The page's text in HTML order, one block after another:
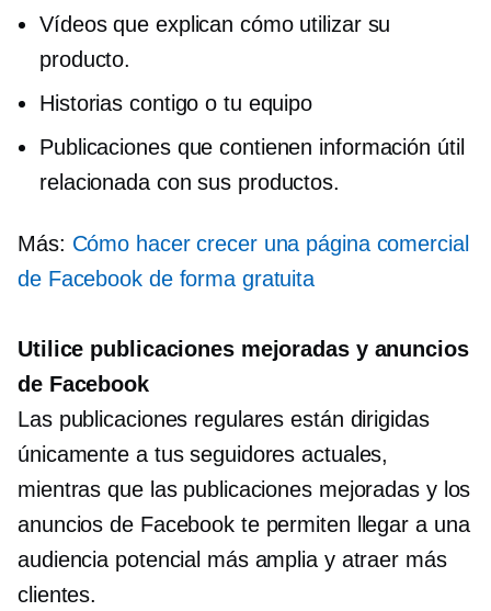
Vídeos que explican cómo utilizar su
producto.
Historias contigo o tu equipo
Publicaciones que contienen información útil
relacionada con sus productos.
Más: Cómo hacer crecer una página comercial
de Facebook de forma gratuita
Utilice publicaciones mejoradas y anuncios
de Facebook
Las publicaciones regulares están dirigidas
únicamente a tus seguidores actuales,
mientras que las publicaciones mejoradas y los
anuncios de Facebook te permiten llegar a una
audiencia potencial más amplia y atraer más
clientes.